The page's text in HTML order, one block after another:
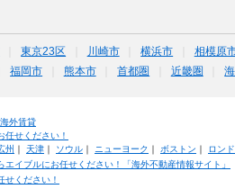
東京23区 川崎市 横浜市 相模原
福岡市 熊本市 首都圏 近畿圏
海外賃貸
任せください！
州 天津｜ ソウル｜ ニューヨーク ボストン ロン
イブルにお任せください！「海外不動産情報サイト」
せください！